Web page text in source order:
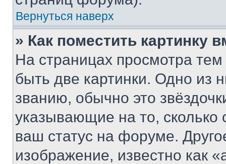
Вернуться наверх
» Как поместить картинку
На страницах просмотра
быть две картинки. Одно из
званию, обычно это
указывающие на то,
ваш статус на форуме.
изображение, известно как